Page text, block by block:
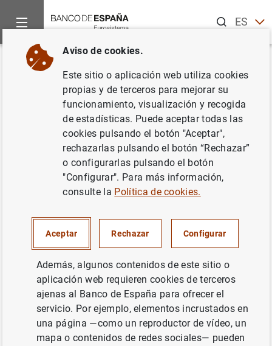
ESEN
Inicio Noticias y eventos
Volver
El BCE publica una guía sobre la
evaluación de la admisibilidad
de los sistemas institucionales
de protección
SISTEMA MONETARIO Y FINANCIERO
El BCE publica una guía sobre la evaluación
de la admisibilidad de los sistemas
institucionales de protección (28KB )
Aviso de cookies.
Este sitio o aplicación web utiliza cookies
propias y de terceros para mejorar su
funcionamiento, visualización y recogida
de estadísticas. Puede aceptar todas las
cookies pulsando el botón "Aceptar",
rechazarlas pulsando el botón “Rechazar”
o configurarlas pulsando el botón
"Configurar". Para más información,
consulte la Política de cookies.
Aceptar Rechazar Configurar
Además, algunos contenidos de este sitio o
aplicación web requieren cookies de terceros
ajenas al Banco de España para ofrecer el
servicio. Por ejemplo, elementos incrustados en
una página —como un reproductor de vídeo, un
mapa o contenidos de redes sociales— pueden